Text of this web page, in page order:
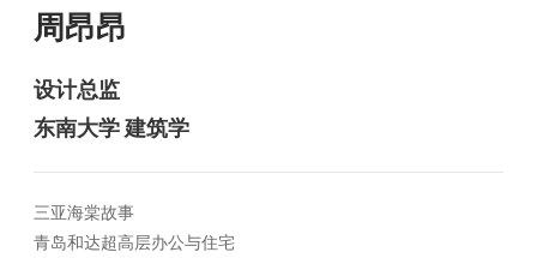
周昂昂
设计总监
东南大学 建筑学
三亚海棠故事
青岛和达超高层办公与住宅